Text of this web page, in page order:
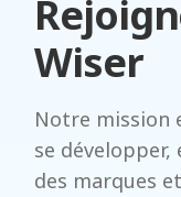
Wiser
Notre mission
se
des marques